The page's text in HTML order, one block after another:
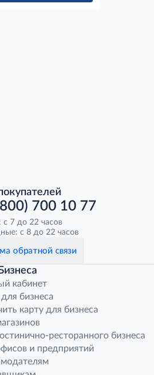
700 10 77
с 7 до 22 часов
с 8 до 22 часов
обратной связи
кабинет
для бизнеса
карту для бизнеса
ресторанного бизнеса
и предприятий